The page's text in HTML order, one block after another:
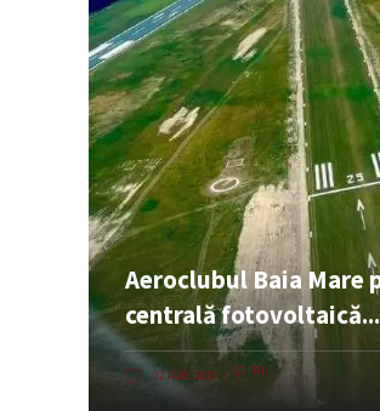
Aeroclubul Baia Mare
centrală fotovoltaică...
02 AUG. 2026 ȘTIRI